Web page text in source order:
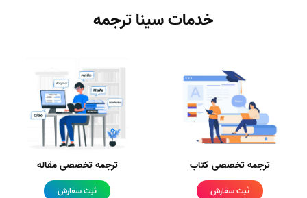
خدمات سینا ترجمه
ترجمه تخصصی کتاب
ثبت سفارش
ترجمه تخصصی مقاله
ثبت سفارش